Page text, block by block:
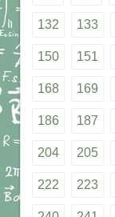
132 133
150 151
168 169
186 187
204 205
222 223